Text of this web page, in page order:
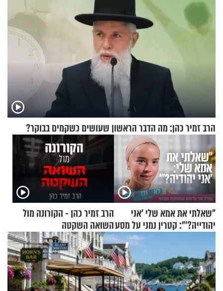
הרב זמיר כהן: מה הדבר הראשון שעושים כשקמים בבוקר?
"שאלתי את אמא שלי 'אני
יהודייה?'": קטרין נמני על מסע
ההתחזקות המרגש
הרב זמיר כהן - הקורונה מול
השואה השקטה